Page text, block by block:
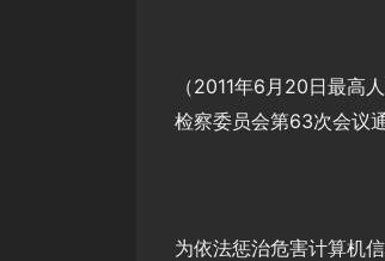
（2011年6月20日最高
检察委员会第63次会议通
为依法惩治危害计算机